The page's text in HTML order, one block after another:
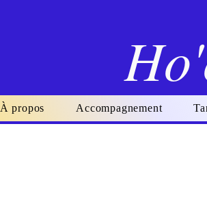
À propos Accompagnement